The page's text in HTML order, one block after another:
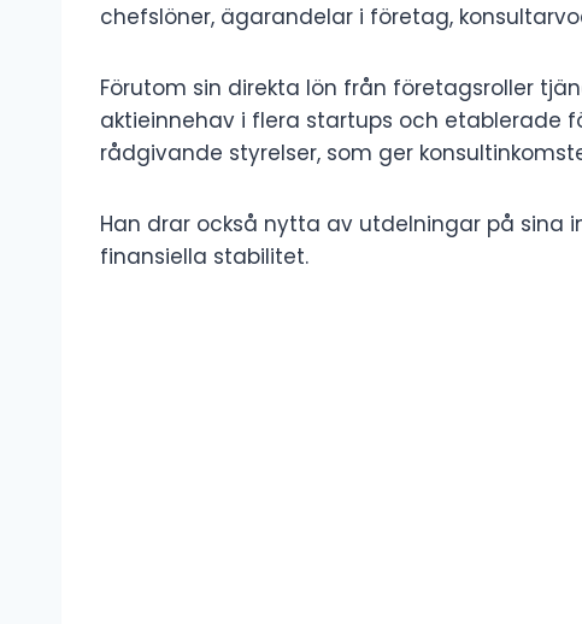
chefslöner, ägarandelar i företag,
Förutom sin direkta lön från företagsroller
aktieinnehav i flera startups och etablerade
rådgivande styrelser, som ger
Han drar också nytta av utdelningar på sina
finansiella stabilitet.